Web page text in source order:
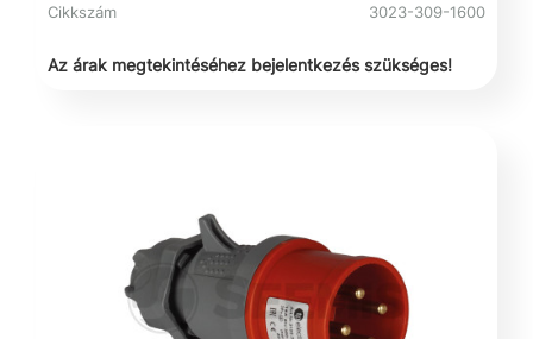
Cikkszám 3023-309-1600
Az árak megtekintéséhez bejelentkezés szükséges!